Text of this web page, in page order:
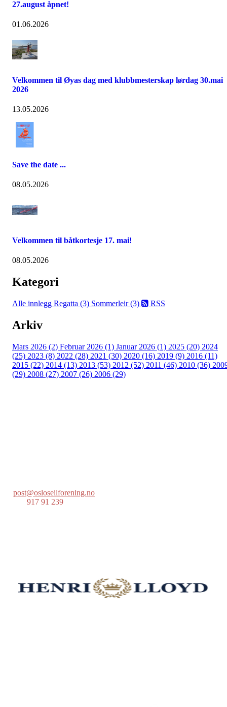
27.august åpnet!
01.06.2026
Velkommen til Øyas dag med klubbmesterskap lørdag 30.mai
2026
13.05.2026
Save the date ...
08.05.2026
Velkommen til båtkortesje 17. mai!
08.05.2026
Kategori
Alle innlegg Regatta (3) Sommerleir (3) RSS
Arkiv
Mars 2026 (2) Februar 2026 (1) Januar 2026 (1) 2025 (20) 2024
(25) 2023 (8) 2022 (28) 2021 (30) 2020 (16) 2019 (9) 2016 (11)
2015 (22) 2014 (13) 2013 (53) 2012 (52) 2011 (46) 2010 (36)
(29) 2008 (27) 2007 (26) 2006 (29)
post@osloseilforening.no
917 91 239